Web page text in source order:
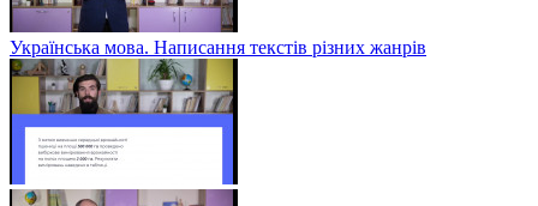
Українська мова. Написання текстів різних жанрів